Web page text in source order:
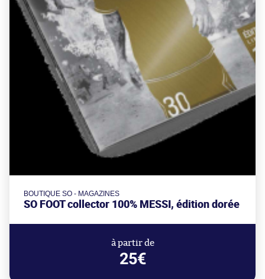
BOUTIQUE SO - MAGAZINES
SO FOOT collector 100% MESSI, édition dorée
à partir de
25€